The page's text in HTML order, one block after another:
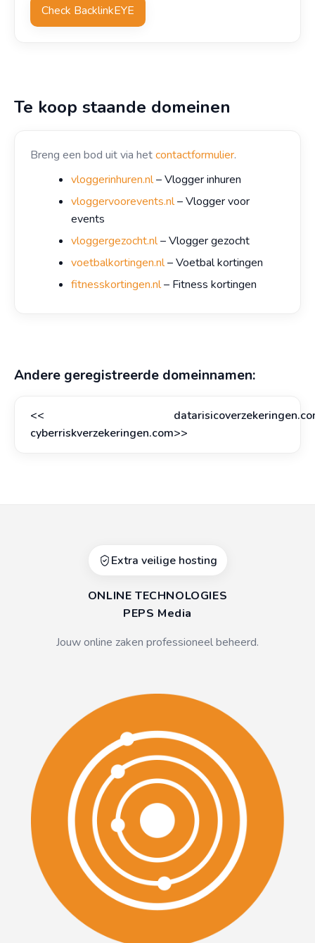
Check BacklinkEYE
Te koop staande domeinen
Breng een bod uit via hetcontactformulier.
vloggerinhuren.nl– Vlogger inhuren
vloggervoorevents.nl– Vlogger voor
events
vloggergezocht.nl– Vlogger gezocht
voetbalkortingen.nl– Voetbal kortingen
fitnesskortingen.nl– Fitness kortingen
Andere geregistreerde domeinnamen:
<<
cyberriskverzekeringen.com>>
Extra veilige hosting
ONLINE TECHNOLOGIES
PEPS Media
Jouw online zaken professioneel beheerd.